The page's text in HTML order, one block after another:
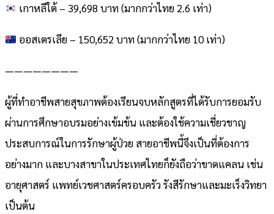
เกาหลีใต้ – 39,698 บาท (มากกว่าไทย 2.6 เท่า)
ออสเตรเลีย – 150,652 บาท (มากกว่าไทย 10 เท่า)
————————
ผู้ที่ทำอาชีพสายสุขภาพต้องเรียนจบหลักสูตรที่ได้รับการยอมรับ
ผ่านการศึกษาอบรมอย่างเข้มข้น และต้องใช้ความเชี่ยวชาญ
ประสบการณ์ในการรักษาผู้ป่วย สายอาชีพนี้จึงเป็นที่ต้องการ
อย่างมาก และบางสาขาในประเทศไทยก็ยังถือว่าขาดแคลน เช่น
อายุศาสตร์ แพทย์เวชศาสตร์ครอบครัว รังสีรักษาและมะเร็งวิทยา
เป็นต้น